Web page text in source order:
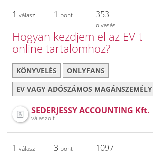
1 válasz 1 pont 353
olvasás
Hogyan kezdjem el az EV-t
online tartalomhoz?
KÖNYVELÉS
ONLYFANS
EV VAGY ADÓSZÁMOS MAGÁNSZEMÉLY
SEDERJESSY ACCOUNTING Kft.
válaszolt
1 válasz 3 pont 1097